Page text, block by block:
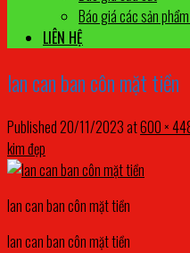
Báo giá các sản
LIÊN HỆ
lan can ban côn mặt tiền
Published20/11/2023at600 ×
kim đẹp
lan can ban côn mặt tiền
lan can ban côn mặt tiền